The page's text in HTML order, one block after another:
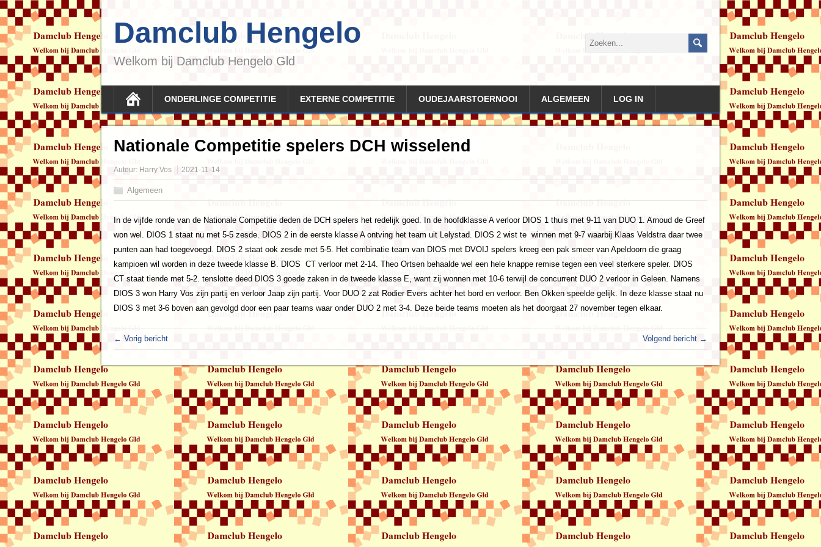
Damclub Hengelo
Welkom bij Damclub Hengelo Gld
ONDERLINGE COMPETITIE EXTERNE COMPETITIE OUDEJAARSTOERNOOI ALGEMEEN LOG IN
Nationale Competitie spelers DCH wisselend
Auteur: Harry Vos 2021-11-14
Algemeen
In de vijfde ronde van de Nationale Competitie deden de DCH spelers het redelijk goed. In de hoofdklasse A verloor DIOS 1 thuis met 9-11 van DUO 1. Arnoud de Greef
won wel. DIOS 1 staat nu met 5-5 zesde. DIOS 2 in de eerste klasse A ontving het team uit Lelystad. DIOS 2 wist te winnen met 9-7 waarbij Klaas Veldstra daar twee
punten aan had toegevoegd. DIOS 2 staat ook zesde met 5-5. Het combinatie team van DIOS met DVOIJ spelers kreeg een pak smeer van Apeldoorn die graag
kampioen wil worden in deze tweede klasse B. DIOS CT verloor met 2-14. Theo Ortsen behaalde wel een hele knappe remise tegen een veel sterkere speler. DIOS
CT staat tiende met 5-2. tenslotte deed DIOS 3 goede zaken in de tweede klasse E, want zij wonnen met 10-6 terwijl de concurrent DUO 2 verloor in Geleen. Namens
DIOS 3 won Harry Vos zijn partij en verloor Jaap zijn partij. Voor DUO 2 zat Rodier Evers achter het bord en verloor. Ben Okken speelde gelijk. In deze klasse staat nu
DIOS 3 met 3-6 boven aan gevolgd door een paar teams waar onder DUO 2 met 3-4. Deze beide teams moeten als het doorgaat 27 november tegen elkaar.
← Vorig bericht Volgend bericht →